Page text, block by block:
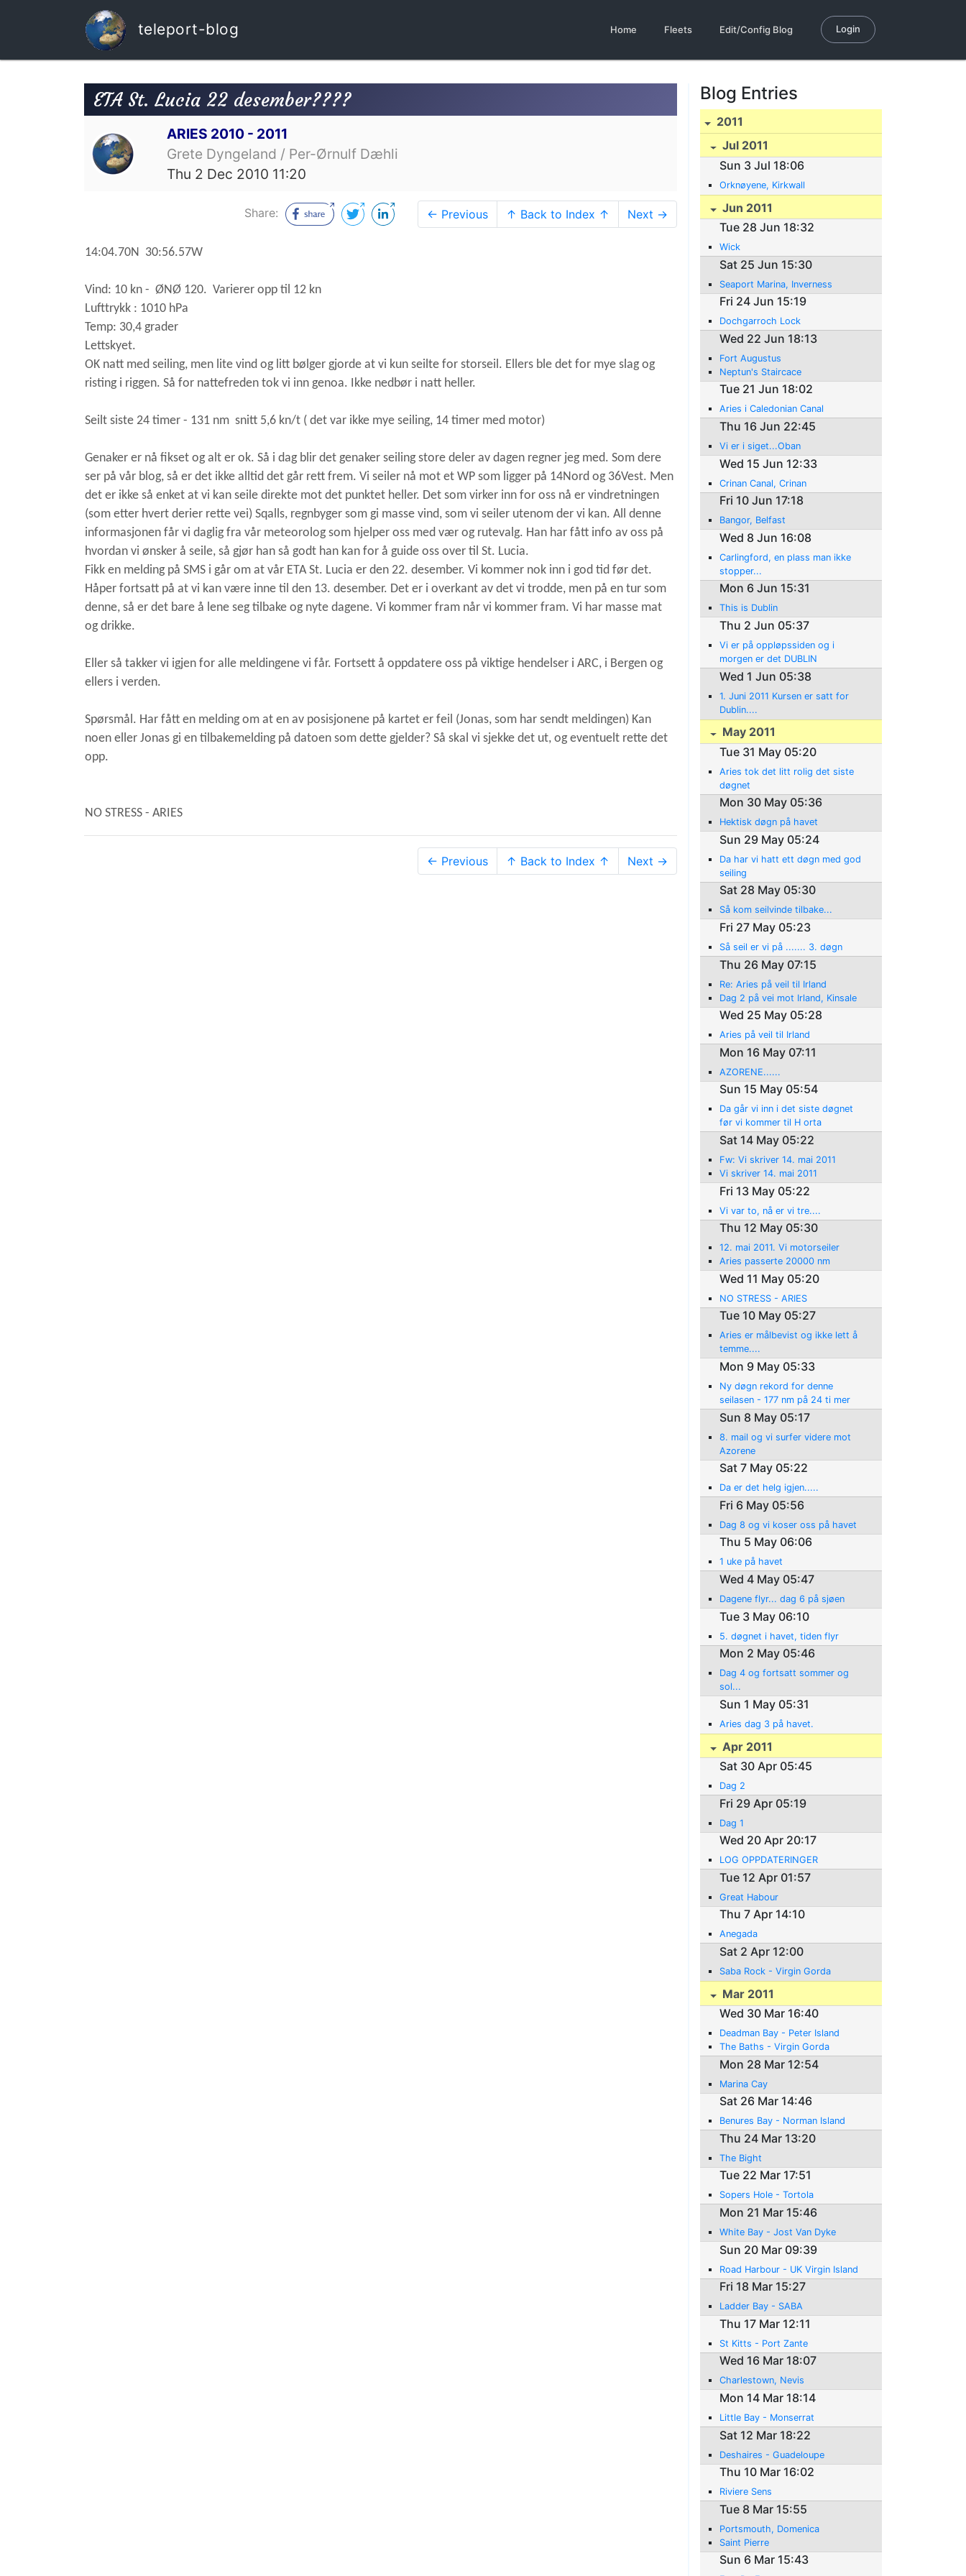
teleport-blog Home Fleets Edit/Config Blog Login
ETA St. Lucia 22 desember????
ARIES 2010 - 2011
Grete Dyngeland / Per-Ørnulf Dæhli
Thu 2 Dec 2010 11:20
Share: ← Previous ↑ Back to Index ↑ Next →
14:04.70N 30:56.57W
Vind: 10 kn - ØNØ 120. Varierer opp til 12 kn
Lufttrykk : 1010 hPa
Temp: 30,4 grader
Lettskyet.
OK natt med seiling, men lite vind og litt bølger gjorde at vi kun seilte for storseil. Ellers ble det for mye slag og
risting i riggen. Så for nattefreden tok vi inn genoa. Ikke nedbør i natt heller.
Seilt siste 24 timer - 131 nm snitt 5,6 kn/t ( det var ikke mye seiling, 14 timer med motor)
Genaker er nå fikset og alt er ok. Så i dag blir det genaker seiling store deler av dagen regner jeg med. Som dere
ser på vår blog, så er det ikke alltid det går rett frem. Vi seiler nå mot et WP som ligger på 14Nord og 36Vest. Men
det er ikke så enket at vi kan seile direkte mot det punktet heller. Det som virker inn for oss nå er vindretningen
(som etter hvert derier rette vei) Sqalls, regnbyger som gi masse vind, som vi seiler utenom der vi kan. All denne
informasjonen får vi daglig fra vår meteorolog som hjelper oss med vær og rutevalg. Han har fått info av oss på
hvordan vi ønsker å seile, så gjør han så godt han kan for å guide oss over til St. Lucia.
Fikk en melding på SMS i går om at vår ETA St. Lucia er den 22. desember. Vi kommer nok inn i god tid før det.
Håper fortsatt på at vi kan være inne til den 13. desember. Det er i overkant av det vi trodde, men på en tur som
denne, så er det bare å lene seg tilbake og nyte dagene. Vi kommer fram når vi kommer fram. Vi har masse mat
og drikke.
Eller så takker vi igjen for alle meldingene vi får. Fortsett å oppdatere oss på viktige hendelser i ARC, i Bergen og
ellers i verden.
Spørsmål. Har fått en melding om at en av posisjonene på kartet er feil (Jonas, som har sendt meldingen) Kan
noen eller Jonas gi en tilbakemelding på datoen som dette gjelder? Så skal vi sjekke det ut, og eventuelt rette det
opp.
NO STRESS - ARIES
← Previous ↑ Back to Index ↑ Next →
Blog Entries
2011
Jul 2011
Sun 3 Jul 18:06
Orknøyene, Kirkwall
Jun 2011
Tue 28 Jun 18:32
Wick
Sat 25 Jun 15:30
Seaport Marina, Inverness
Fri 24 Jun 15:19
Dochgarroch Lock
Wed 22 Jun 18:13
Fort Augustus
Neptun's Staircace
Tue 21 Jun 18:02
Aries i Caledonian Canal
Thu 16 Jun 22:45
Vi er i siget...Oban
Wed 15 Jun 12:33
Crinan Canal, Crinan
Fri 10 Jun 17:18
Bangor, Belfast
Wed 8 Jun 16:08
Carlingford, en plass man ikke
stopper...
Mon 6 Jun 15:31
This is Dublin
Thu 2 Jun 05:37
Vi er på oppløpssiden og i
morgen er det DUBLIN
Wed 1 Jun 05:38
1. Juni 2011 Kursen er satt for
Dublin....
May 2011
Tue 31 May 05:20
Aries tok det litt rolig det siste
døgnet
Mon 30 May 05:36
Hektisk døgn på havet
Sun 29 May 05:24
Da har vi hatt ett døgn med god
seiling
Sat 28 May 05:30
Så kom seilvinde tilbake...
Fri 27 May 05:23
Så seil er vi på ....... 3. døgn
Thu 26 May 07:15
Re: Aries på veil til Irland
Dag 2 på vei mot Irland, Kinsale
Wed 25 May 05:28
Aries på veil til Irland
Mon 16 May 07:11
AZORENE......
Sun 15 May 05:54
Da går vi inn i det siste døgnet
før vi kommer til H orta
Sat 14 May 05:22
Fw: Vi skriver 14. mai 2011
Vi skriver 14. mai 2011
Fri 13 May 05:22
Vi var to, nå er vi tre....
Thu 12 May 05:30
12. mai 2011. Vi motorseiler
Aries passerte 20000 nm
Wed 11 May 05:20
NO STRESS - ARIES
Tue 10 May 05:27
Aries er målbevist og ikke lett å
temme....
Mon 9 May 05:33
Ny døgn rekord for denne
seilasen - 177 nm på 24 ti mer
Sun 8 May 05:17
8. mail og vi surfer videre mot
Azorene
Sat 7 May 05:22
Da er det helg igjen.....
Fri 6 May 05:56
Dag 8 og vi koser oss på havet
Thu 5 May 06:06
1 uke på havet
Wed 4 May 05:47
Dagene flyr... dag 6 på sjøen
Tue 3 May 06:10
5. døgnet i havet, tiden flyr
Mon 2 May 05:46
Dag 4 og fortsatt sommer og
sol...
Sun 1 May 05:31
Aries dag 3 på havet.
Apr 2011
Sat 30 Apr 05:45
Dag 2
Fri 29 Apr 05:19
Dag 1
Wed 20 Apr 20:17
LOG OPPDATERINGER
Tue 12 Apr 01:57
Great Habour
Thu 7 Apr 14:10
Anegada
Sat 2 Apr 12:00
Saba Rock - Virgin Gorda
Mar 2011
Wed 30 Mar 16:40
Deadman Bay - Peter Island
The Baths - Virgin Gorda
Mon 28 Mar 12:54
Marina Cay
Sat 26 Mar 14:46
Benures Bay - Norman Island
Thu 24 Mar 13:20
The Bight
Tue 22 Mar 17:51
Sopers Hole - Tortola
Mon 21 Mar 15:46
White Bay - Jost Van Dyke
Sun 20 Mar 09:39
Road Harbour - UK Virgin Island
Fri 18 Mar 15:27
Ladder Bay - SABA
Thu 17 Mar 12:11
St Kitts - Port Zante
Wed 16 Mar 18:07
Charlestown, Nevis
Mon 14 Mar 18:14
Little Bay - Monserrat
Sat 12 Mar 18:22
Deshaires - Guadeloupe
Thu 10 Mar 16:02
Riviere Sens
Tue 8 Mar 15:55
Portsmouth, Domenica
Saint Pierre
Sun 6 Mar 15:43